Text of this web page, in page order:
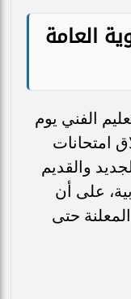
العامة
الفني يوم
لانطلاق امتحانات
والقديم
على أن
حتى